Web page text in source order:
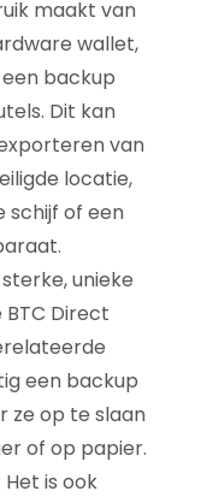
maakt van
wallet,
backup
Dit kan
van
locatie,
schijf of een
unieke
Direct
een backup
ze op te slaan
of op papier.
is ook